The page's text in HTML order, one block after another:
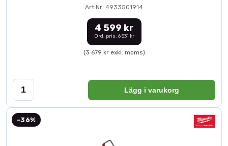
Art.Nr: 4933501914
4 599 kr
Ord. pris: 6 531 kr
(3 679 kr exkl. moms)
Lägg i varukorg
-36%